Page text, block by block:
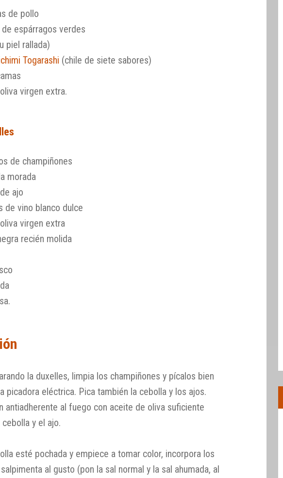
de pollo
espárragos verdes
piel rallada)
Togarashi (chile de siete sabores)
virgen extra.
de champiñones
morada
ajo
de vino blanco dulce
virgen extra
recién molida
la duxelles, limpia los champiñones y pícalos bien
picadora eléctrica. Pica también la cebolla y los ajos.
antiadherente al fuego con aceite de oliva suficiente
y el ajo.
esté pochada y empiece a tomar color, incorpora los
al gusto (pon la sal normal y la sal ahumada, al